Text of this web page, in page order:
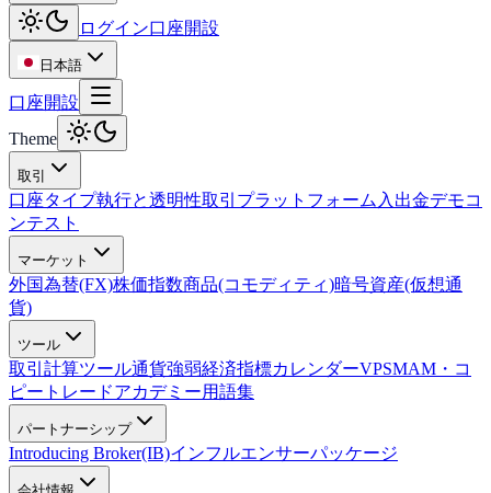
ログイン口座開設
日本語
口座開設
Theme
取引
口座タイプ執行と透明性取引プラットフォーム 入出金デモコ
ンテスト
マーケット
外国為替(FX)株価指数商品(コモディティ)暗号資産(仮想通
貨)
ツール
取引計算ツール通貨強弱経済指標カレンダーVPSMAM・コ
ピートレードアカデミー用語集
パートナーシップ
Introducing Broker(IB)インフルエンサーパッケージ